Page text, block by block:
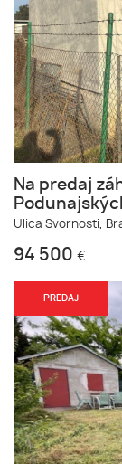
Na predaj
Ulica Svornosti,
94 500 €
PREDAJ